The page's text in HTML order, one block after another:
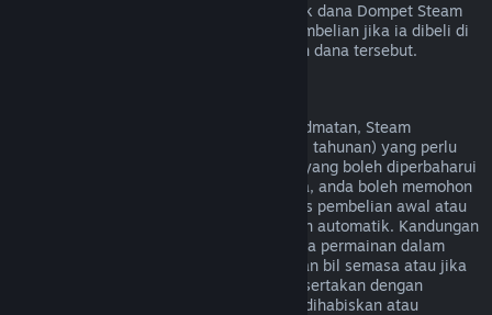
Anda boleh memohon bayaran balik untuk dana Dompet Steam
dalam masa empat belas hari selepas pembelian jika ia dibeli di
Steam dan jika anda belum menggunakan dana tersebut.
Untuk sesetengah kandungan dan perkhidmatan, Steam
menawarkan akses berkala (cth. bulanan, tahunan) yang perlu
dibayar secara berulang. Jika langganan yang boleh diperbaharui
tidak digunakan dalam kitaran bil semasa, anda boleh memohon
bayaran balik dalam masa 48 jam selepas pembelian awal atau
dalam masa 48 jam selepas pembaharuan automatik. Kandungan
dianggap telah digunakan jika mana-mana permainan dalam
langganan telah dimainkan semasa kitaran bil semasa atau jika
mana-mana faedah atau diskaun yang disertakan dengan
langganan telah digunakan, diubah suai, dihabiskan atau